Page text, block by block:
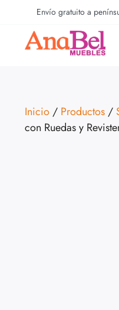
Envío gratuito a
Inicio / Productos /
con Ruedas y